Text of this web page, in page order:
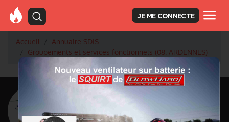
JE ME CONNECTE
Accueil
Annuaire SDIS
Groupements et services fonctionnels (08. ARDENNES)
Retour à la liste des SDIS
SDIS Ardennes à